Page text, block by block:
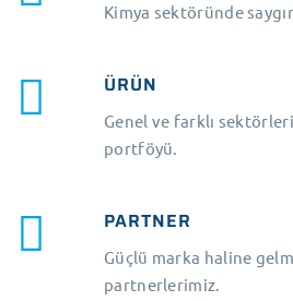
Kimya sektöründe
ÜRÜN
Genel ve farklı
portföyü.
PARTNER
Güçlü marka haline
partnerlerimiz.